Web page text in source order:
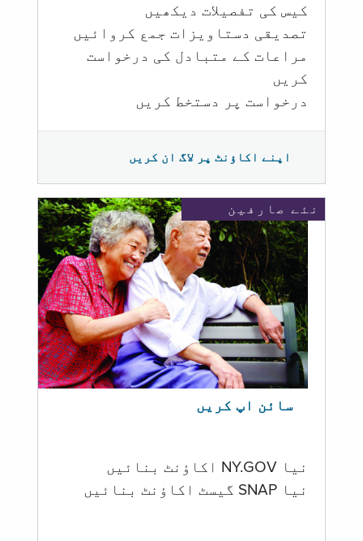
کیس کی تفصیلات دیکھیں
تصدیقی دستاویزات جمع کروائیں
مراعات کے متبادل کی درخواست
کریں
درخواست پر دستخط کریں
اپنے اکاؤنٹ پر لاگ ان کریں
نئے صارفین
سائن اپ کریں
نیا NY.GOV اکاؤنٹ بنائیں
نیا SNAP گیسٹ اکاؤنٹ بنائیں